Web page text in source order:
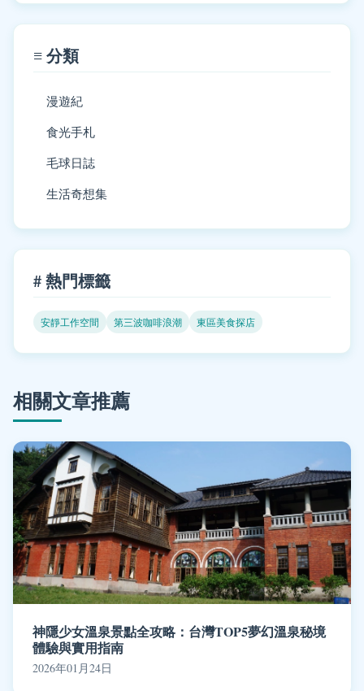
≡ 分類
漫遊紀
食光手札
毛球日誌
生活奇想集
# 熱門標籤
安靜工作空間 第三波咖啡浪潮 東區美食探店
相關文章推薦
神隱少女溫泉景點全攻略：台灣TOP5夢幻溫泉秘境
體驗與實用指南
2026年01月24日